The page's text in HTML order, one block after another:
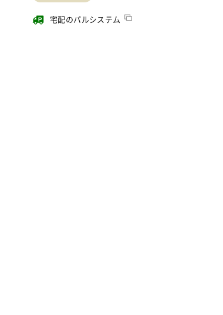
宅配のパルシステム